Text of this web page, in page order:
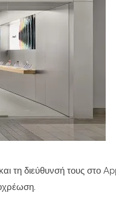
τη διεύθυνσή τους στο